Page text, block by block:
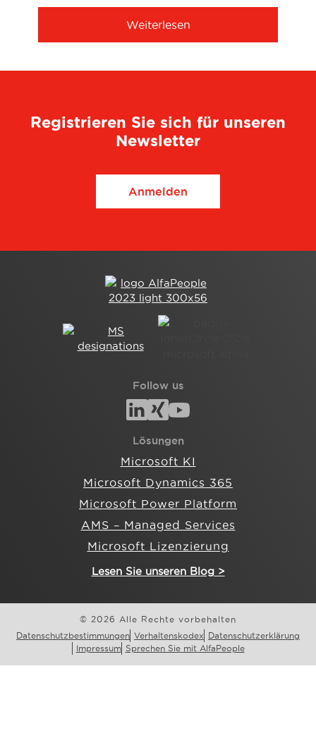
Weiterlesen
Registrieren Sie sich für unseren
Newsletter
Anmelden
Follow us
Lösungen
Microsoft KI
Microsoft Dynamics 365
Microsoft Power Platform
AMS – Managed Services
Microsoft Lizenzierung
Lesen Sie unseren Blog >
© 2026 Alle Rechte vorbehalten
Datenschutzbestimmungen Verhaltenskodex
Datenschutzerklärung
Impressum Sprechen Sie mit AlfaPeople